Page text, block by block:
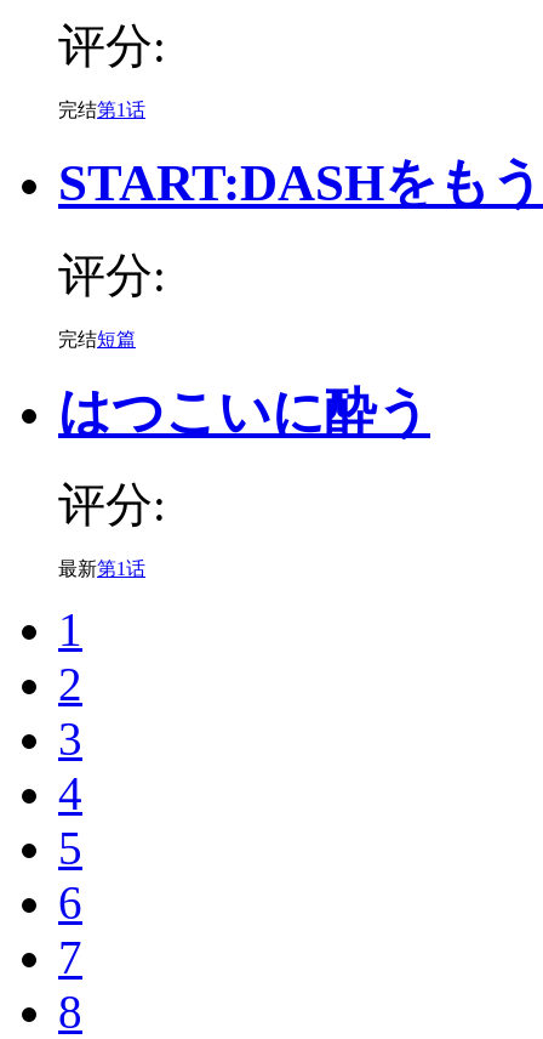
评分:
完结第1话
START:DASHをも
评分:
完结短篇
はつこいに酔う
评分:
最新第1话
1
2
3
4
5
6
7
8